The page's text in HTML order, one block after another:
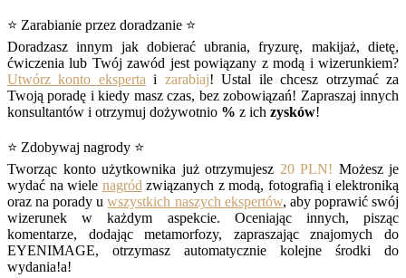
⭐ Zarabianie przez doradzanie ⭐
Doradzasz innym jak dobierać ubrania, fryzurę, makijaż, dietę,
ćwiczenia lub Twój zawód jest powiązany z modą i wizerunkiem?
Utwórz konto eksperta i zarabiaj! Ustal ile chcesz otrzymać za
Twoją poradę i kiedy masz czas, bez zobowiązań! Zapraszaj innych
konsultantów i otrzymuj dożywotnio % z ich zysków!
⭐ Zdobywaj nagrody ⭐
Tworząc konto użytkownika już otrzymujesz 20 PLN! Możesz je
wydać na wiele nagród związanych z modą, fotografią i elektroniką
oraz na porady uwszystkich naszych ekspertów, aby poprawić swój
wizerunek w każdym aspekcie. Oceniając innych, pisząc
komentarze, dodając metamorfozy, zapraszając znajomych do
EYENIMAGE, otrzymasz automatycznie kolejne środki do
wydania!a!